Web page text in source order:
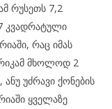
რუსეთს 7,2
კვადრატული
რაც იმას
მხოლოდ 2
უძრავი ქონების
ყველაზე